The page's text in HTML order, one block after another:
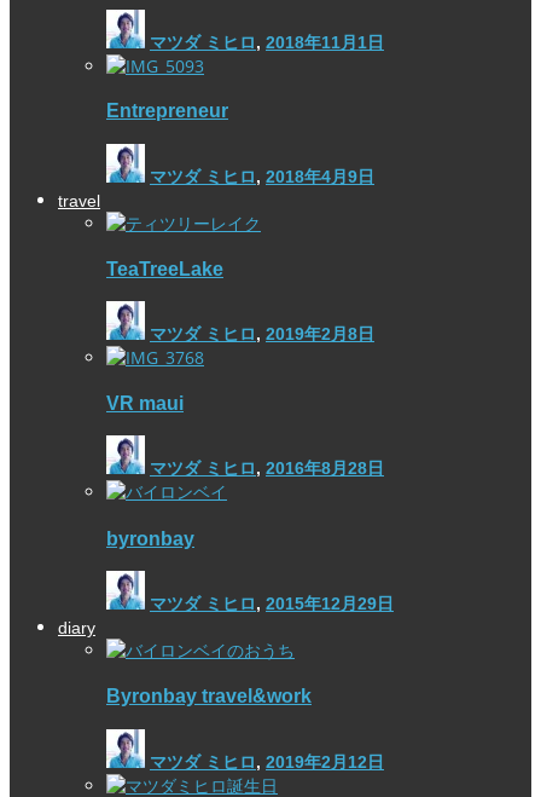
マツダ ミヒロ, 2018年11月1日
Entrepreneur
マツダ ミヒロ, 2018年4月9日
travel
TeaTreeLake
マツダ ミヒロ, 2019年2月8日
VR maui
マツダ ミヒロ, 2016年8月28日
byronbay
マツダ ミヒロ, 2015年12月29日
diary
Byronbay travel&work
マツダ ミヒロ, 2019年2月12日